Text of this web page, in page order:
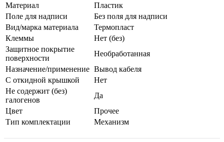
Материал
Пластик
Поле для надписи
Без поля для надписи
Вид/марка материала
Термопласт
Клеммы
Нет (без)
Защитное покрытие
поверхности
Необработанная
Назначение/применение Вывод кабеля
С откидной крышкой
Нет
Не содержит (без)
галогенов
Да
Цвет
Прочее
Тип комплектации
Механизм